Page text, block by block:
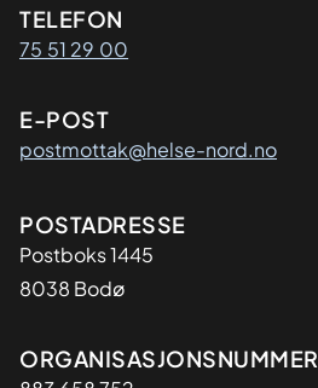
Kontaktinformasjon
TELEFON
75 51 29 00
E-POST
postmottak@helse-nord.no
Adresse
POSTADRESSE
Postboks 1445
8038 Bodø
Organisasjon
ORGANISASJONSNUMMER